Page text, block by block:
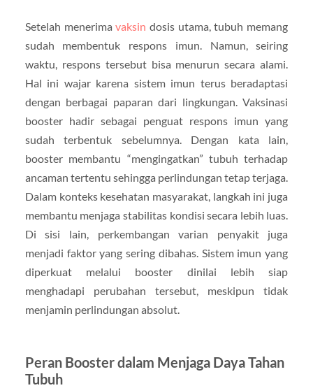
Setelah menerimavaksin dosis utama, tubuh memang
sudah membentuk respons imun. Namun, seiring
waktu, respons tersebut bisa menurun secara alami.
Hal ini wajar karena sistem imun terus beradaptasi
dengan berbagai paparan dari lingkungan. Vaksinasi
booster hadir sebagai penguat respons imun yang
sudah terbentuk sebelumnya. Dengan kata lain,
booster membantu “mengingatkan” tubuh terhadap
ancaman tertentu sehingga perlindungan tetap terjaga.
Dalam konteks kesehatan masyarakat, langkah ini juga
membantu menjaga stabilitas kondisi secara lebih luas.
Di sisi lain, perkembangan varian penyakit juga
menjadi faktor yang sering dibahas. Sistem imun yang
diperkuat melalui booster dinilai lebih siap
menghadapi perubahan tersebut, meskipun tidak
menjamin perlindungan absolut.
Peran Booster dalam Menjaga Daya Tahan
Tubuh